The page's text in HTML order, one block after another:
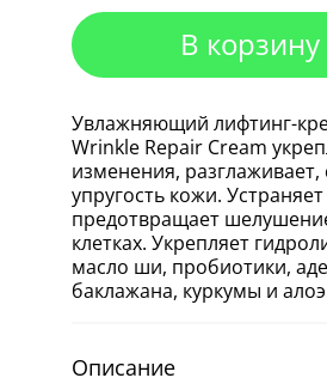
В корзину
Увлажняющий лифтинг-
Wrinkle Repair Cream
изменения,
упругость кожи.
предотвращает
клетках. Укрепляет
масло ши, пробиотики,
баклажана, куркумы и
Описание